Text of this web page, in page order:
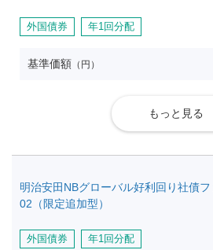
外国債券 年1回分配
基準価額 （円）
もっと見る
明治安田NBグローバル好利回り社債
02（限定追加型）
外国債券 年1回分配